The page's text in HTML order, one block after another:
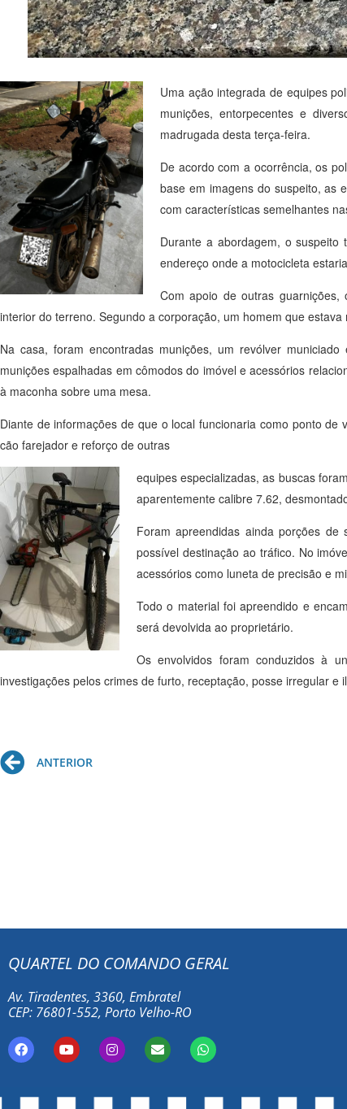
Uma ação integrada de equipes
munições, entorpecentes e
madrugada desta terça-feira.
De acordo com a ocorrência, os
base em imagens do suspeito, as
com características semelhantes
Durante a abordagem, o
endereço onde a motocicleta
Com apoio de outras
interior do terreno. Segundo a corporação, um homem que
Na casa, foram encontradas munições, um revólver
munições espalhadas em cômodos do imóvel e acessórios
à maconha sobre uma mesa.
Diante de informações de que o local funcionaria como ponto
cão farejador e reforço de outras
equipes especializadas, as buscas
aparentemente calibre 7.62,
Foram apreendidas ainda porções de
possível destinação ao tráfico. No
acessórios como luneta de precisão e
Todo o material foi apreendido e
será devolvida ao proprietário.
Os envolvidos foram conduzidos à
investigações pelos crimes de furto, receptação, posse irregular
Prev
ANTERIOR
QUARTEL DO COMANDO GERAL
Av. Tiradentes, 3360, Embratel
CEP: 76801-552, Porto Velho-RO
F
a
c
b
Y
o
u
u
I
n
s
a
E
n
v
W
h
a
s